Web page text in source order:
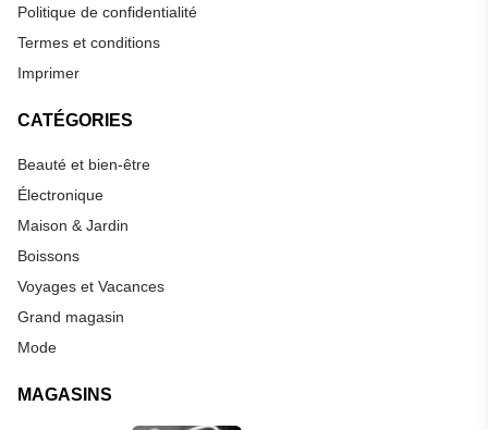
Politique de confidentialité
Termes et conditions
Imprimer
CATÉGORIES
Beauté et bien-être
Électronique
Maison & Jardin
Boissons
Voyages et Vacances
Grand magasin
Mode
MAGASINS